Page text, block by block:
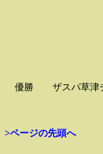
優勝 ザスパ草津
>ページの先頭へ